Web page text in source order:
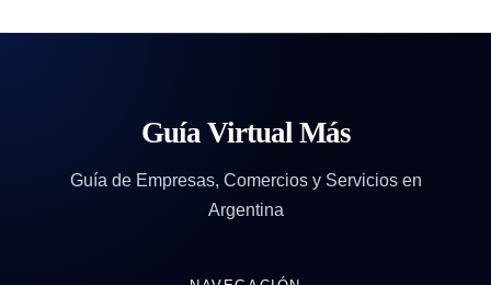
Guía Virtual Más
Guía de Empresas, Comercios y Servicios en
Argentina